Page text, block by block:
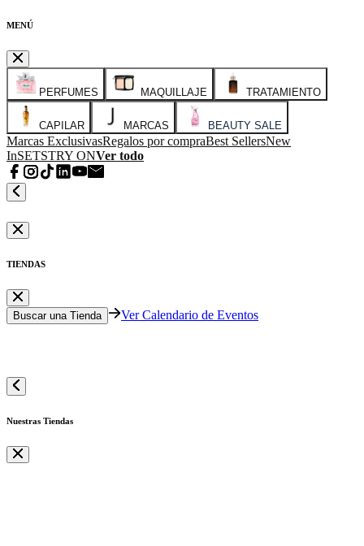
MENÚ
PERFUMES MAQUILLAJE TRATAMIENTO
CAPILAR MARCAS BEAUTY SALE
Marcas ExclusivasRegalos por compraBest SellersNew
InSETSTRY ONVer todo
TIENDAS
Buscar una Tienda Ver Calendario de Eventos
Nuestras Tiendas